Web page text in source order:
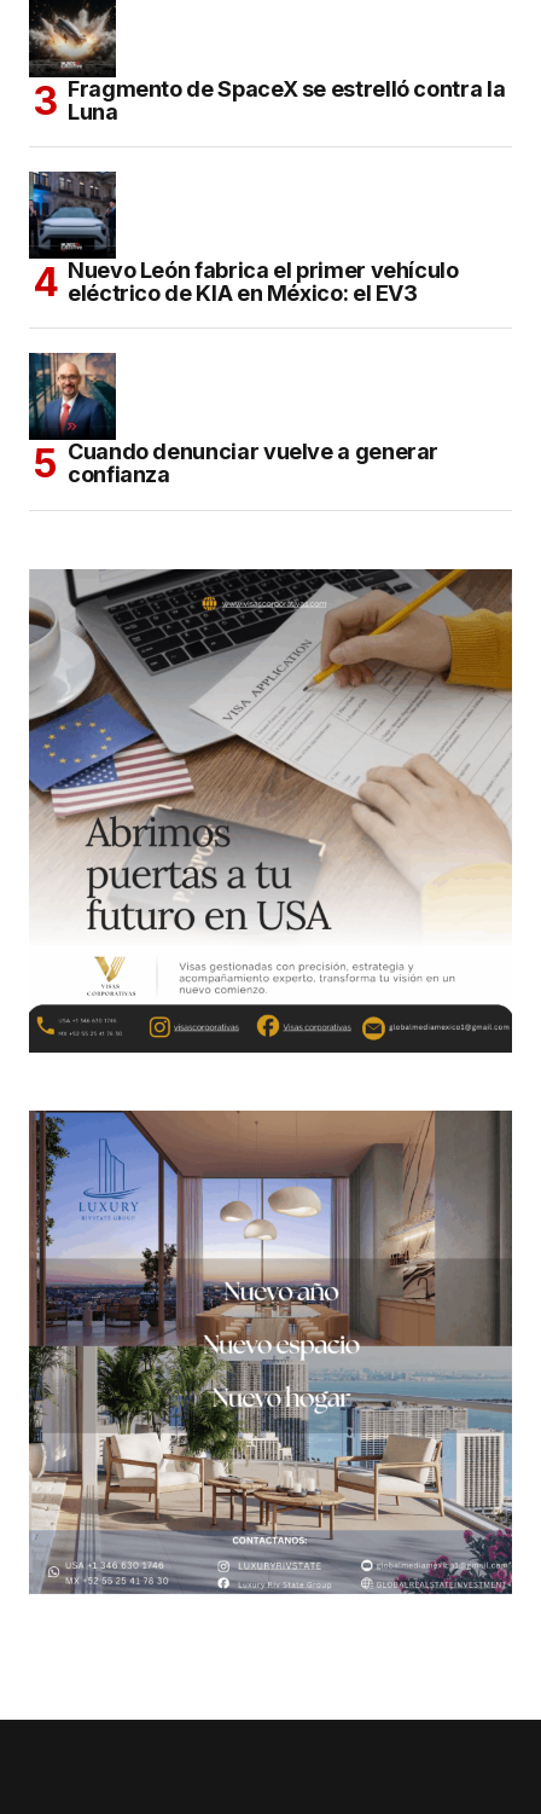
Fragmento de SpaceX se estrelló contra la
Luna
Nuevo León fabrica el primer vehículo
eléctrico de KIA en México: el EV3
Cuando denunciar vuelve a generar
confianza